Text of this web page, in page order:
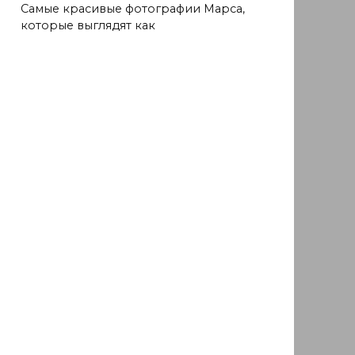
Самые красивые фотографии Марса,
которые выглядят как